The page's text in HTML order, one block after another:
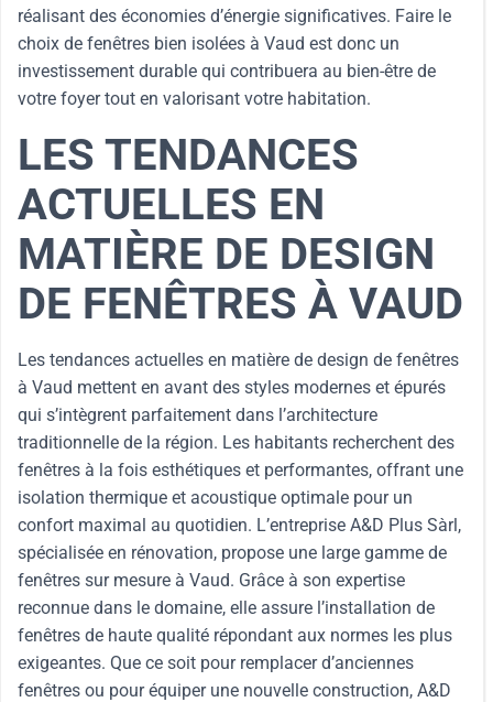
réalisant des économies d’énergie significatives. Faire le
choix de fenêtres bien isolées à Vaud est donc un
investissement durable qui contribuera au bien-être de
votre foyer tout en valorisant votre habitation.
LES TENDANCES
ACTUELLES EN
MATIÈRE DE DESIGN
DE FENÊTRES À VAUD
Les tendances actuelles en matière de design de fenêtres
à Vaud mettent en avant des styles modernes et épurés
qui s’intègrent parfaitement dans l’architecture
traditionnelle de la région. Les habitants recherchent des
fenêtres à la fois esthétiques et performantes, offrant une
isolation thermique et acoustique optimale pour un
confort maximal au quotidien. L’entreprise A&D Plus Sàrl,
spécialisée en rénovation, propose une large gamme de
fenêtres sur mesure à Vaud. Grâce à son expertise
reconnue dans le domaine, elle assure l’installation de
fenêtres de haute qualité répondant aux normes les plus
exigeantes. Que ce soit pour remplacer d’anciennes
fenêtres ou pour équiper une nouvelle construction, A&D